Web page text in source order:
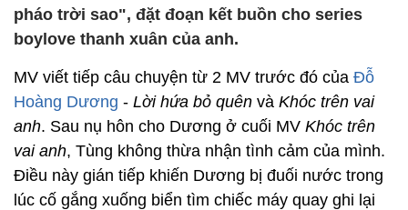
pháo trời sao", đặt đoạn kết buồn cho series
boylove thanh xuân của anh.
MV viết tiếp câu chuyện từ 2 MV trước đó của Đỗ
Hoàng Dương - Lời hứa bỏ quên và Khóc trên vai
anh. Sau nụ hôn cho Dương ở cuối MV Khóc trên
vai anh, Tùng không thừa nhận tình cảm của mình.
Điều này gián tiếp khiến Dương bị đuối nước trong
lúc cố gắng xuống biển tìm chiếc máy quay ghi lại